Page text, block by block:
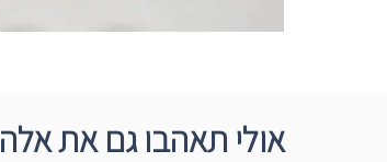
אולי תאהבו גם את אלה